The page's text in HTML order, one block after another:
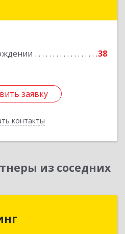
38
заявку
контакты
заявку
Назад
из соседних